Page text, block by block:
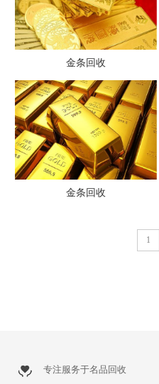
金条回收
金条回收
1
专注服务于名品回收